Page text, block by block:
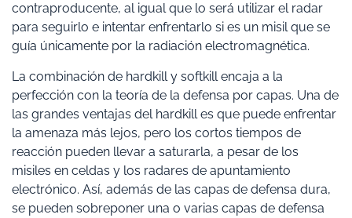
contraproducente, al igual que lo será utilizar el radar
para seguirlo e intentar enfrentarlo si es un misil que se
guía únicamente por la radiación electromagnética.
La combinación de hardkill y softkill encaja a la
perfección con la teoría de la defensa por capas. Una de
las grandes ventajas del hardkill es que puede enfrentar
la amenaza más lejos, pero los cortos tiempos de
reacción pueden llevar a saturarla, a pesar de los
misiles en celdas y los radares de apuntamiento
electrónico. Así, además de las capas de defensa dura,
se pueden sobreponer una o varias capas de defensa